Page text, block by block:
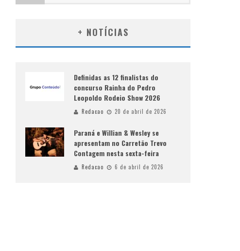
+ NOTÍCIAS
Definidas as 12 finalistas do
concurso Rainha do Pedro
Leopoldo Rodeio Show 2026
Redacao 20 de abril de 2026
Paraná e Willian & Wesley se
apresentam no Carretão Trevo
Contagem nesta sexta-feira
Redacao 6 de abril de 2026